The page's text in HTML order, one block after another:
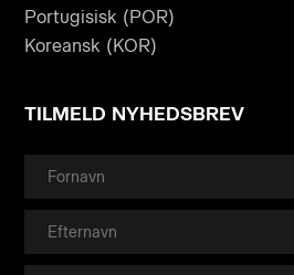
Portugisisk (POR)
Koreansk (KOR)
TILMELD NYHEDSBREV